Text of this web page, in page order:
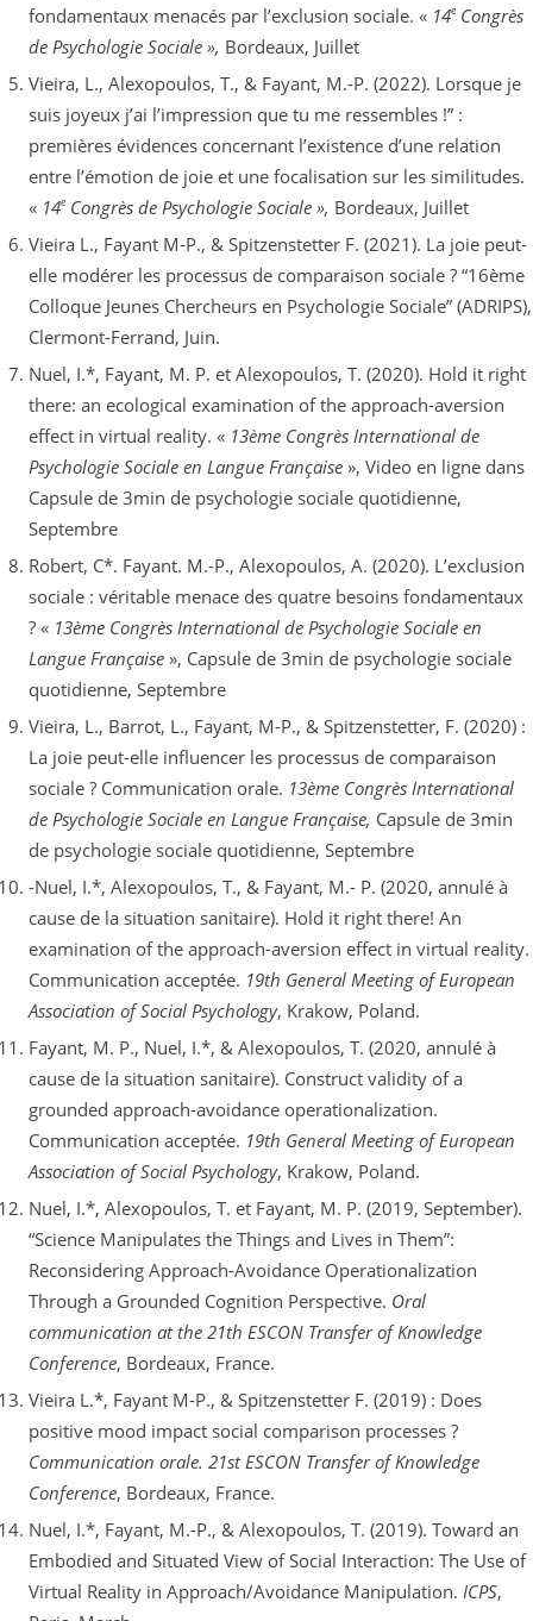
fondamentaux menacés par l’exclusion sociale. « 14eCongrès
de Psychologie Sociale », Bordeaux, Juillet
Vieira, L., Alexopoulos, T., & Fayant, M.-P. (2022). Lorsque je
suis joyeux j’ai l’impression que tu me ressembles !” :
premières évidences concernant l’existence d’une relation
entre l’émotion de joie et une focalisation sur les similitudes.
« 14eCongrès de Psychologie Sociale », Bordeaux, Juillet
Vieira L., Fayant M-P., & Spitzenstetter F. (2021). La joie peut-
elle modérer les processus de comparaison sociale ? “16ème
Colloque Jeunes Chercheurs en Psychologie Sociale” (ADRIPS),
Clermont-Ferrand, Juin.
Nuel, I.*, Fayant, M. P. et Alexopoulos, T. (2020). Hold it right
there: an ecological examination of the approach-aversion
effect in virtual reality. « 13ème Congrès International de
Psychologie Sociale en Langue Française », Video en ligne dans
Capsule de 3min de psychologie sociale quotidienne,
Septembre
Robert, C*. Fayant. M.-P., Alexopoulos, A. (2020). L’exclusion
sociale : véritable menace des quatre besoins fondamentaux
? « 13ème Congrès International de Psychologie Sociale en
Langue Française », Capsule de 3min de psychologie sociale
quotidienne, Septembre
Vieira, L., Barrot, L., Fayant, M-P., & Spitzenstetter, F. (2020) :
La joie peut-elle influencer les processus de comparaison
sociale ? Communication orale. 13ème Congrès International
de Psychologie Sociale en Langue Française, Capsule de 3min
de psychologie sociale quotidienne, Septembre
-Nuel, I.*, Alexopoulos, T., & Fayant, M.- P. (2020, annulé à
cause de la situation sanitaire). Hold it right there! An
examination of the approach-aversion effect in virtual reality.
Communication acceptée. 19th General Meeting of European
Association of Social Psychology, Krakow, Poland.
Fayant, M. P., Nuel, I.*, & Alexopoulos, T. (2020, annulé à
cause de la situation sanitaire). Construct validity of a
grounded approach-avoidance operationalization.
Communication acceptée. 19th General Meeting of European
Association of Social Psychology, Krakow, Poland.
Nuel, I.*, Alexopoulos, T. et Fayant, M. P. (2019, September).
“Science Manipulates the Things and Lives in Them”:
Reconsidering Approach-Avoidance Operationalization
Through a Grounded Cognition Perspective. Oral
communication at the 21th ESCON Transfer of Knowledge
Conference, Bordeaux, France.
Vieira L.*, Fayant M-P., & Spitzenstetter F. (2019) : Does
positive mood impact social comparison processes ?
Communication orale. 21st ESCON Transfer of Knowledge
Conference, Bordeaux, France.
Nuel, I.*, Fayant, M.-P., & Alexopoulos, T. (2019). Toward an
Embodied and Situated View of Social Interaction: The Use of
Virtual Reality in Approach/Avoidance Manipulation. ICPS,